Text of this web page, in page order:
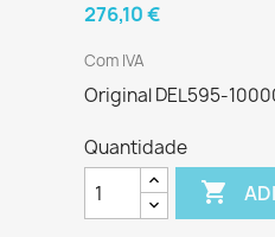
276,10 €
Com IVA
Original DEL595-
Quantidade
